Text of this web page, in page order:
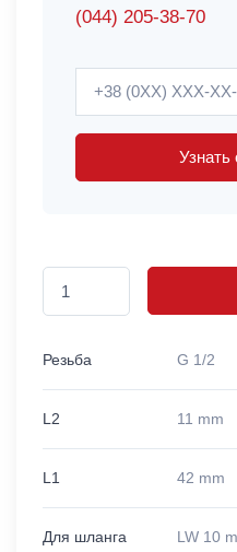
(044) 205-38-70
Узнать
Резьба G 1/2
L2 11 mm
L1 42 mm
Для шланга LW 10